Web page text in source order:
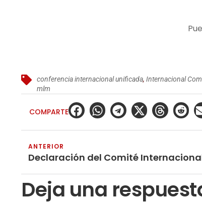
conferencia internacional unificada,Internacional
mlm
COMPARTE
ANTERIOR
Deja una